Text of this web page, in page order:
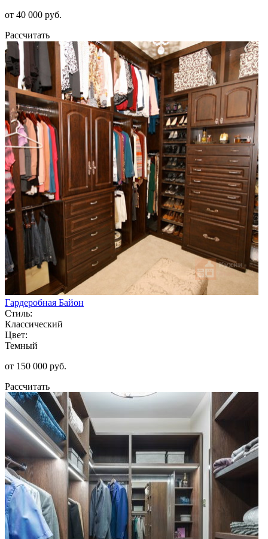
от 40 000 руб.
Рассчитать
Гардеробная Байон
Стиль:
Классический
Цвет:
Темный
от 150 000 руб.
Рассчитать